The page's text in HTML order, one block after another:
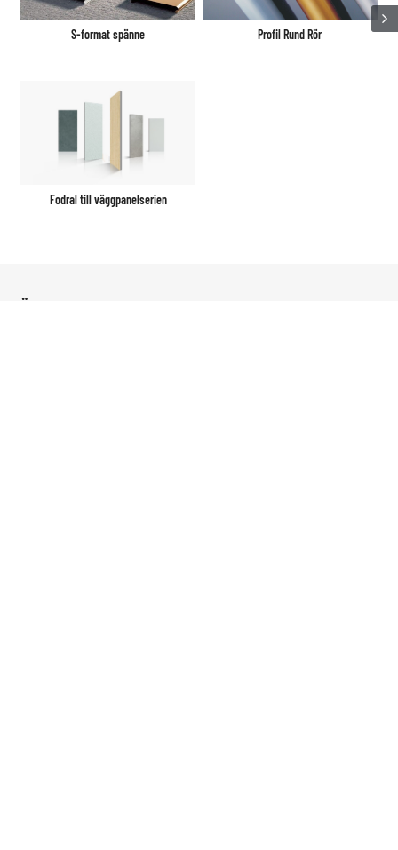
S-format spänne Profil Rund Rör
Fodral till väggpanelserien
Övergripande dekoration för företag